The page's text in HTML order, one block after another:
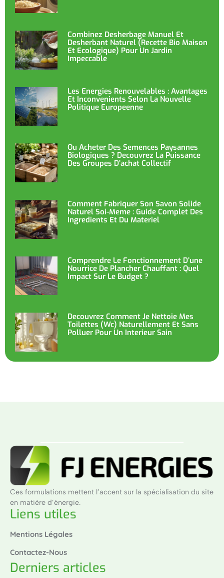
Combinez Desherbage Manuel Et
Desherbant Naturel (recette Bio Maison
Et Ecologique) Pour Un Jardin
Impeccable
Les Energies Renouvelables : Avantages
Et Inconvenients Selon La Nouvelle
Politique Europeenne
Ou Acheter Des Semences Paysannes
Biologiques ? Decouvrez La Puissance
Des Groupes D’achat Collectif
Comment Fabriquer Son Savon Solide
Naturel Soi-Meme : Guide Complet Des
Ingredients Et Du Materiel
Comprendre Le Fonctionnement D’une
Nourrice De Plancher Chauffant : Quel
Impact Sur Le Budget ?
Decouvrez Comment Je Nettoie Mes
Toilettes (wc) Naturellement Et Sans
Polluer Pour Un Interieur Sain
Ces formulations mettent l’accent sur la spécialisation du site
en matière d’énergie.
Liens utiles
Mentions Légales
Contactez-Nous
Derniers articles